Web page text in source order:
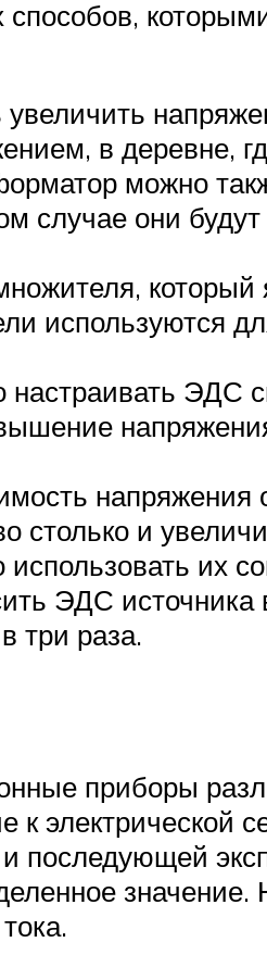
в деревне,
можно
случае они
который
используются
ЭДС
напряжения
столько и
их
ЭДС источника
три раза.
приборы
электрической
последующей